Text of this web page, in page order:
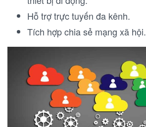
Hỗ trợ trực tuyến đa kênh.
Tích hợp chia sẻ mạng xã hội.